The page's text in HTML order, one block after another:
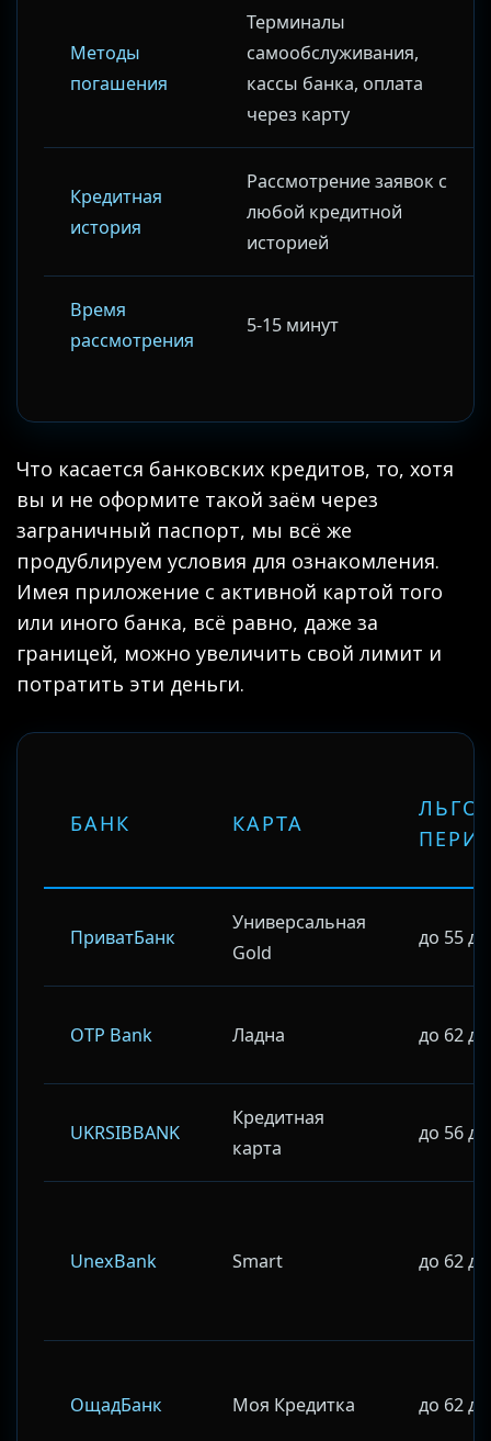
Методы
погашения
Терминалы
самообслуживания,
кассы банка, оплата
через карту
Кредитная
история
Рассмотрение заявок с
любой кредитной
историей
Время
рассмотрения
5-15 минут
Что касается банковских кредитов, то, хотя
вы и не оформите такой заём через
заграничный паспорт, мы всё же
продублируем условия для ознакомления.
Имея приложение с активной картой того
или иного банка, всё равно, даже за
границей, можно увеличить свой лимит и
потратить эти деньги.
БАНК КАРТА
ПриватБанк
Универсальная
Gold
до 55
OTP Bank Ладна до 62
UKRSIBBANK
Кредитная
карта
до 56
UnexBank Smart до 62
ОщадБанк Моя Кредитка до 62